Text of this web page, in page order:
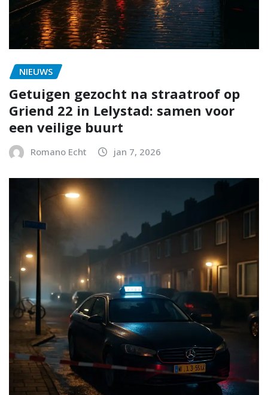
NIEUWS
Getuigen gezocht na straatroof op
Griend 22 in Lelystad: samen voor
een veilige buurt
Romano Echt jan 7, 2026